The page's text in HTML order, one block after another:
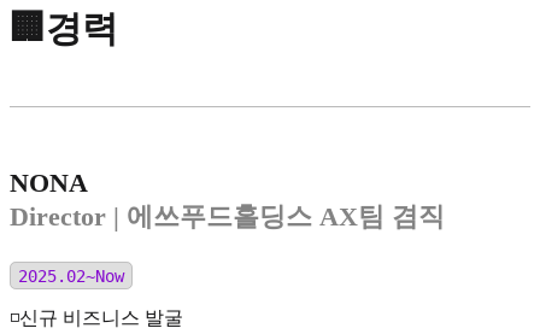
🏢경력
NONA
Director | 에쓰푸드홀딩스 AX팀 겸직
2025.02~Now
◽️신규 비즈니스 발굴